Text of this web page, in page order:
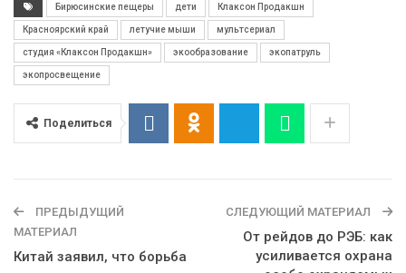
Бирюсинские пещеры дети Клаксон Продакшн
Красноярский край летучие мыши мультсериал
студия «Клаксон Продакшн» экообразование экопатруль
экопросвещение
Поделиться
ПРЕДЫДУЩИЙ
МАТЕРИАЛ
Китай заявил, что борьба
СЛЕДУЮЩИЙ МАТЕРИАЛ
От рейдов до РЭБ: как
усиливается охрана